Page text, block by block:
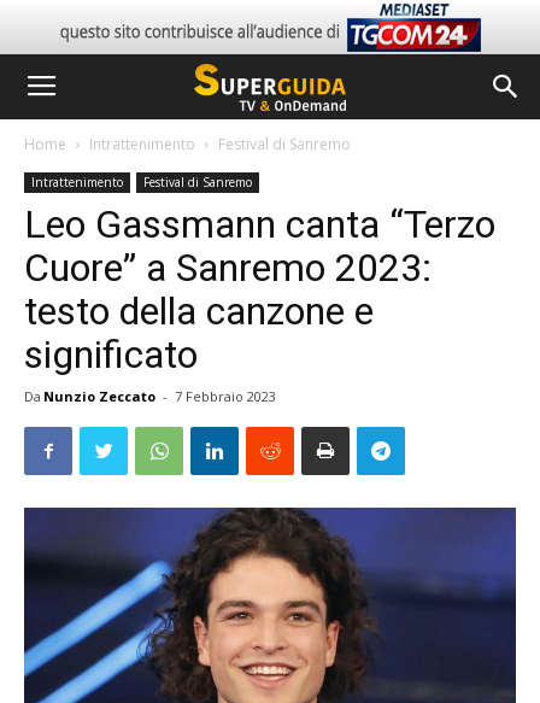
Home Intrattenimento Festival di Sanremo
Intrattenimento Festival di Sanremo
Leo Gassmann canta “Terzo
Cuore” a Sanremo 2023:
testo della canzone e
significato
Da Nunzio Zeccato - 7 Febbraio 2023